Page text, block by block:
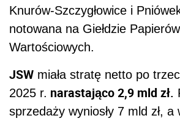
Knurów-Szczygłowice i
notowana na Giełdzie Papierów
Wartościowych.
JSW miała stratę netto po
2025 r. narastająco 2,9 mld zł.
sprzedaży wyniosły 7 mld zł, a